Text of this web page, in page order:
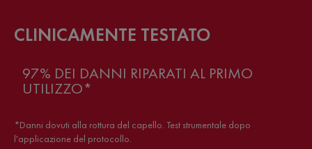
CLINICAMENTE TESTATO
97% DEI DANNI RIPARATI AL PRIMO
UTILIZZO*
*Danni dovuti alla rottura del capello. Test strumentale dopo
l'applicazione del protocollo.